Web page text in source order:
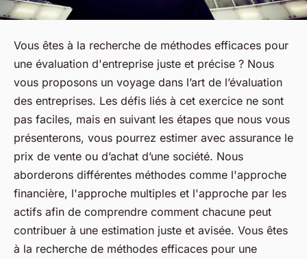
Vous êtes à la recherche de méthodes efficaces pour
une évaluation d'entreprise juste et précise ? Nous
vous proposons un voyage dans l’art de l’évaluation
des entreprises. Les défis liés à cet exercice ne sont
pas faciles, mais en suivant les étapes que nous vous
présenterons, vous pourrez estimer avec assurance le
prix de vente ou d’achat d’une société. Nous
aborderons différentes méthodes comme l'approche
financière, l'approche multiples et l'approche par les
actifs afin de comprendre comment chacune peut
contribuer à une estimation juste et avisée. Vous êtes
à la recherche de méthodes efficaces pour une